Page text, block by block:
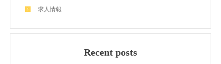
求人情報
Recent posts